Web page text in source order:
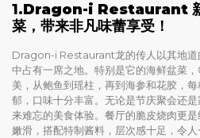
1.Dragon-i Restaurant 新
菜，带来非凡味蕾享受！
Dragon-i Restaurant龙的传人以其地道
中占有一席之地。特别是它的海鲜盆菜
美，从鲍鱼到瑶柱，再到海参和花胶，
郁，口味十分丰富。无论是节庆聚会还
来难忘的美食体验。餐厅的脆皮烧肉更
嫩滑，搭配特制酱料，层次感十足，令人